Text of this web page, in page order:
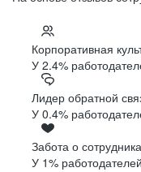
Корпоративная
У 2.4%
Лидер обратной
У 0.4%
Забота о
У 1% работодателей